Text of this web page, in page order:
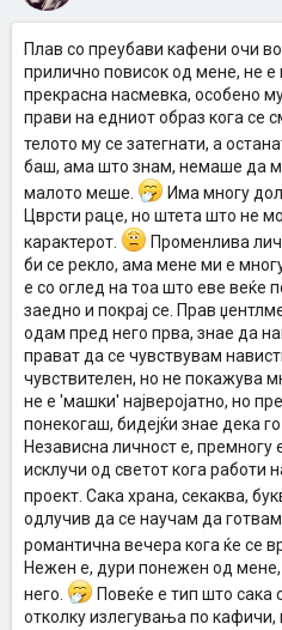
Плав со преубави кафени очи
прилично повисок од мене, не е
прекрасна насмевка, особено
прави на едниот образ кога се
телото му се затегнати, а
баш, ама што знам, немаше да
малото меше.
Има многу
Цврсти раце, но штета што не
карактерот.
Променлива
би се рекло, ама мене ми е
е со оглед на тоа што еве веќе
заедно и покрај се. Прав
одам пред него прва, знае да
прават да се чувствувам
чувствителен, но не покажува
не е 'машки' најверојатно, но
понекогаш, бидејќи знае дека
Независна личност е, премногу
исклучи од светот кога работи
проект. Сака храна, секаква,
одлучив да се научам да
романтична вечера кога ќе се
Нежен е, дури понежен од мене,
него.
Повеќе е тип што
отколку излегувања по